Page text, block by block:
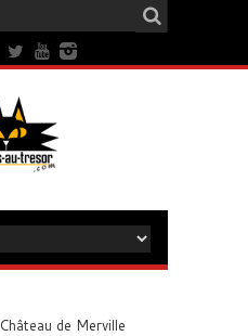
Château de Merville